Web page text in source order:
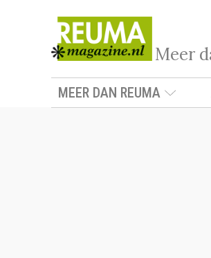
Meer
MEER DAN REUMA